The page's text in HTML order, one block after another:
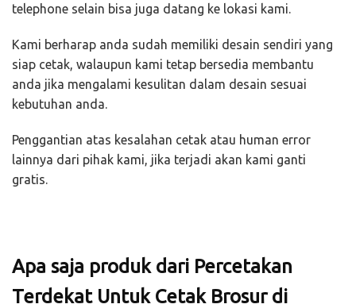
telephone selain bisa juga datang ke lokasi kami.
Kami berharap anda sudah memiliki desain sendiri yang
siap cetak, walaupun kami tetap bersedia membantu
anda jika mengalami kesulitan dalam desain sesuai
kebutuhan anda.
Penggantian atas kesalahan cetak atau human error
lainnya dari pihak kami, jika terjadi akan kami ganti
gratis.
Apa saja produk dari Percetakan
Terdekat Untuk Cetak Brosur di